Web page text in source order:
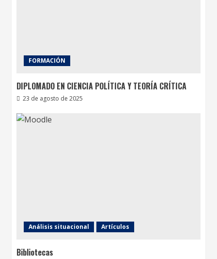
FORMACIÓN
DIPLOMADO EN CIENCIA POLÍTICA Y TEORÍA CRÍTICA
23 de agosto de 2025
Análisis situacional Artículos
Bibliotecas